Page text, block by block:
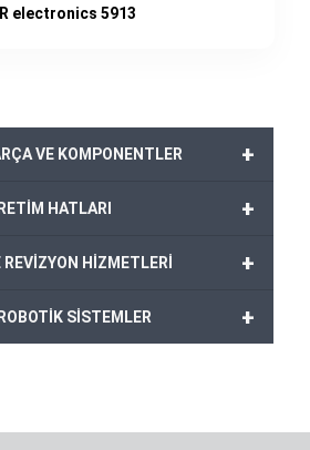
electronics 5913
+
VE KOMPONENTLER
+
HATLARI
+
HİZMETLERİ
+
SİSTEMLER